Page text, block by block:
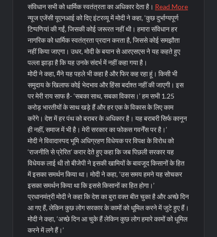
संविधान सभी को धार्मिक स्वतंत्रता का अधिकार देता है। Read More
न्यूज एजेंसी यूएनआई को दिए इंटरव्यू में मोदी ने कहा, ‘कुछ दुर्भाग्यपूर्ण
टिप्पणियां की गईं, जिसकी कोई जरूरत नहीं थी। हमारा संविधान हर
नागरिक को धार्मिक स्वतंत्रता प्रदान करता है, जिससे कोई समझौता
नहीं किया जाएगा। उधर, मोदी के बयान से आरएसएस ने यह कहते हुए
पल्ला झाड़ा है कि यह उनके संदर्भ में नहीं कहा गया है।
मोदी ने कहा, मैंने यह पहले भी कहा है और फिर कह रहा हूं। किसी भी
समुदाय के खिलाफ कोई भेदभाव और हिंसा बर्दाश्त नहीं की जाएगी। इस
पर मेरी राय साफ है- ‘सबका साथ, सबका विकास।’ हम सभी 1.25
करोड़ भारतीयों के साथ खड़े हैं और हर एक के विकास के लिए काम
करेंगे। देश में हर पंथ को बराबर के अधिकार है। यह बराबरी सिर्फ कानून
ही नहीं, समाज में भी है। मेरी सरकार का फोकस गवर्नेंस पर है।’
मोदी ने विवादास्पद भूमि अधिग्रहण विधेयक पर विपक्ष के विरोध को
‘राजनीति से प्रेरित’ करार देते हुए कहा कि जब पिछली सरकार यह
विधेयक लाई थी तो बीजेपी ने इसकी खामियों के बावजूद किसानों के हित
में इसका समर्थन किया था। मोदी ने कहा, ‘उस समय हमने यह सोचकर
इसका समर्थन किया था कि इससे किसानों का हित होगा।’
प्रधानमंत्री मोदी ने कहा कि देश का बुरा वक्त बीत चुका है और अच्छे दिन
आ गए हैं, लेकिन कुछ लोग सरकार के कामों को धूमिल करने में जुटे हुए हैं।
मोदी ने कहा, ‘अच्छे दिन आ चुके हैं लेकिन कुछ लोग हमारे कामों को धूमिल
करने में लगे हैं।’